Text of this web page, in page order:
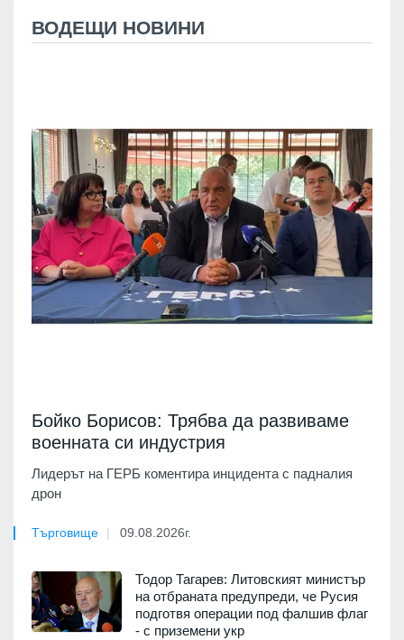
ВОДЕЩИ НОВИНИ
Бойко Борисов: Трябва да развиваме
военната си индустрия
Лидерът на ГЕРБ коментира инцидента с падналия
дрон
Търговище 09.08.2026г.
Тодор Тагарев: Литовският министър
на отбраната предупреди, че Русия
подготвя операции под фалшив флаг
- с приземени укр